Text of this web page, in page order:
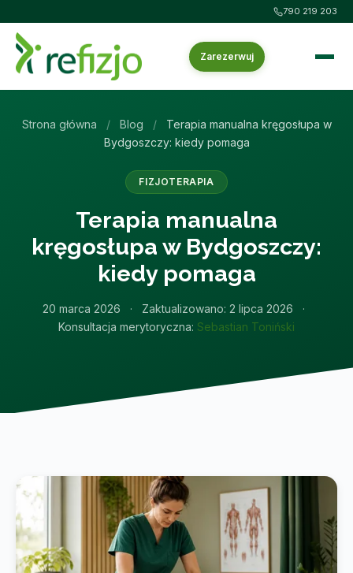
790 219 203
Zarezerwuj
Strona główna / Blog /
Terapia manualna kręgosłupa w
Bydgoszczy: kiedy pomaga
FIZJOTERAPIA
Terapia manualna
kręgosłupa w Bydgoszczy:
kiedy pomaga
20 marca 2026 · Zaktualizowano: 2 lipca 2026
·
Konsultacja merytoryczna: Sebastian Toniński